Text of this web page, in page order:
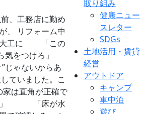
、工務店に勤め
、 リフォーム中
大工に 「この
気をつけろ」
ゃないからあ
ていました。こ
直角が正確で
ろ」 「床が水
取り組み
健康ニュー
スレター
SDGs
土地活用・賃貸
経営
アウトドア
キャンプ
車中泊
遊び